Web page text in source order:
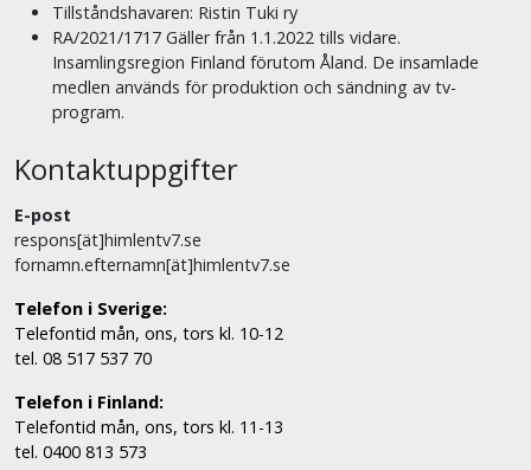
Tillståndshavaren: Ristin Tuki ry
RA/2021/1717 Gäller från 1.1.2022 tills vidare.
Insamlingsregion Finland förutom Åland. De insamlade
medlen används för produktion och sändning av tv-
program.
Kontaktuppgifter
E-post
respons[ät]himlentv7.se
fornamn.efternamn[ät]himlentv7.se
Telefon i Sverige:
Telefontid mån, ons, tors kl. 10-12
tel. 08 517 537 70
Telefon i Finland:
Telefontid mån, ons, tors kl. 11-13
tel. 0400 813 573